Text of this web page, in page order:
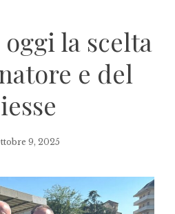
oggi la scelta
e del
9, 2025